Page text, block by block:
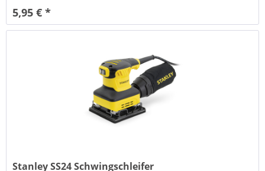
5,95 € *
Stanley SS24 Schwingschleifer